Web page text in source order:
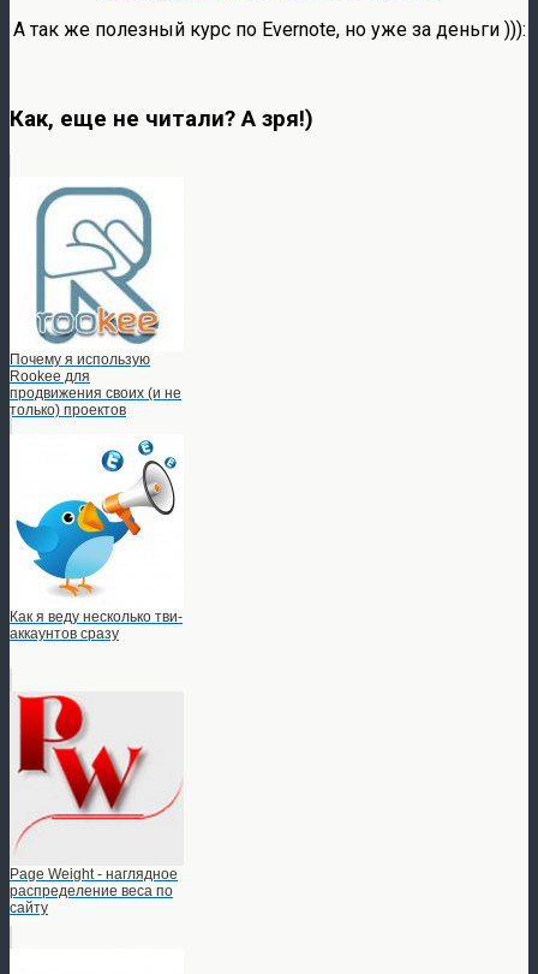
А так же полезный курс по Evernote, но уже за деньги ))):
Как, еще не читали? А зря!)
Почему я использую
Rookee для
продвижения своих (и не
только) проектов
Как я веду несколько тви-
аккаунтов сразу
Page Weight - наглядное
распределение веса по
сайту